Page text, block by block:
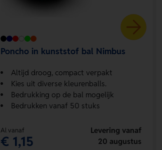
Poncho in kunststof bal Nimbus
Altijd droog, compact verpakt
Kies uit diverse kleurenballs.
Bedrukking op de bal mogelijk
Bedrukken vanaf 50 stuks
Al vanaf
€ 1,15
Levering vanaf
20 augustus